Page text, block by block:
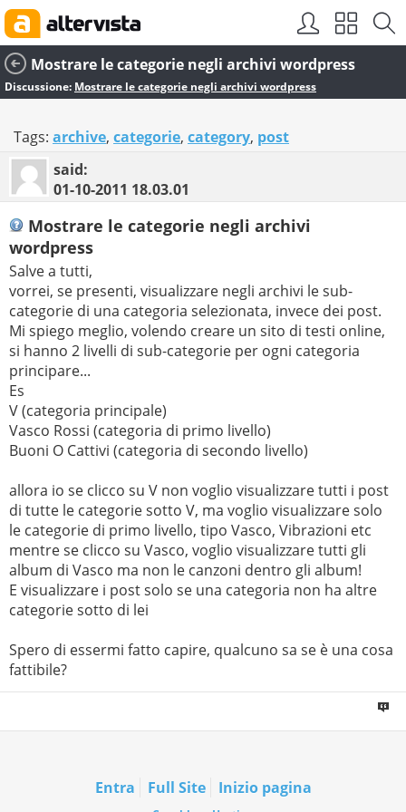
Mostrare le categorie negli archivi wordpress
Discussione: Mostrare le categorie negli archivi wordpress
Tags: archive, categorie, category, post
said:
01-10-2011 18.03.01
Mostrare le categorie negli archivi
wordpress
Salve a tutti,
vorrei, se presenti, visualizzare negli archivi le sub-
categorie di una categoria selezionata, invece dei post.
Mi spiego meglio, volendo creare un sito di testi online,
si hanno 2 livelli di sub-categorie per ogni categoria
principare...
Es
V (categoria principale)
Vasco Rossi (categoria di primo livello)
Buoni O Cattivi (categoria di secondo livello)
allora io se clicco su V non voglio visualizzare tutti i post
di tutte le categorie sotto V, ma voglio visualizzare solo
le categorie di primo livello, tipo Vasco, Vibrazioni etc
mentre se clicco su Vasco, voglio visualizzare tutti gli
album di Vasco ma non le canzoni dentro gli album!
E visualizzare i post solo se una categoria non ha altre
categorie sotto di lei
Spero di essermi fatto capire, qualcuno sa se è una cosa
fattibile?
Entra Full Site Inizio pagina